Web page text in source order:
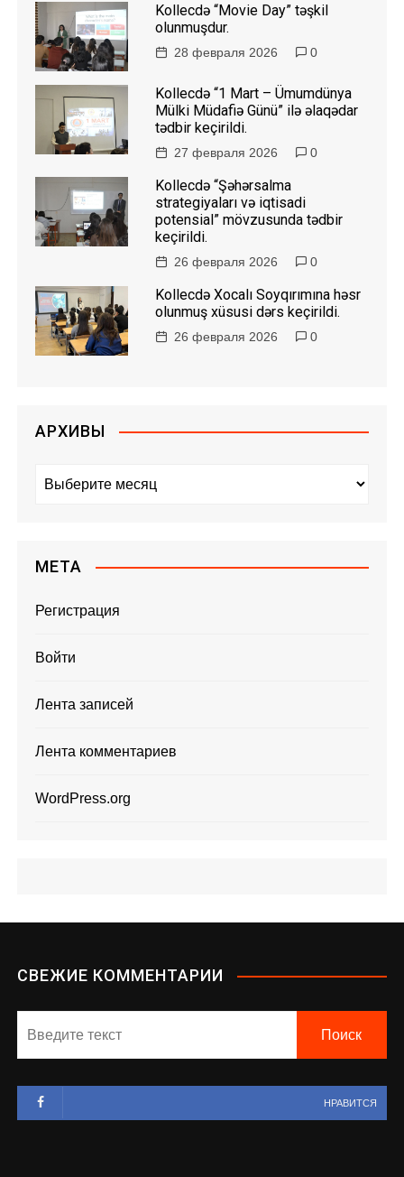
Kollecdə “Movie Day” təşkil
olunmuşdur.
28 февраля 2026 0
Kollecdə “1 Mart – Ümumdünya
Mülki Müdafiə Günü” ilə əlaqədar
tədbir keçirildi.
27 февраля 2026 0
Kollecdə “Şəhərsalma
strategiyaları və iqtisadi
potensial” mövzusunda tədbir
keçirildi.
26 февраля 2026 0
Kollecdə Xocalı Soyqırımına həsr
olunmuş xüsusi dərs keçirildi.
26 февраля 2026 0
АРХИВЫ
в
МЕТА
Регистрация
Войти
Лента записей
Лента комментариев
WordPress.org
СВЕЖИЕ КОММЕНТАРИИ
НРАВИТСЯ